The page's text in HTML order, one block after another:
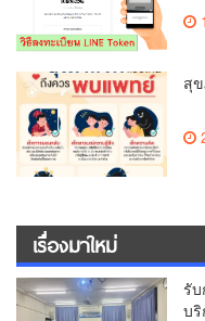
สุ
เรื่องมาใหม่
รั
บ